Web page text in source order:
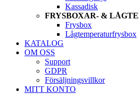
Kassadisk
FRYSBOXAR- &
Frysbox
Lågtemperaturfrysbox
KATALOG
OM OSS
Support
GDPR
Försäljningsvillkor
MITT KONTO